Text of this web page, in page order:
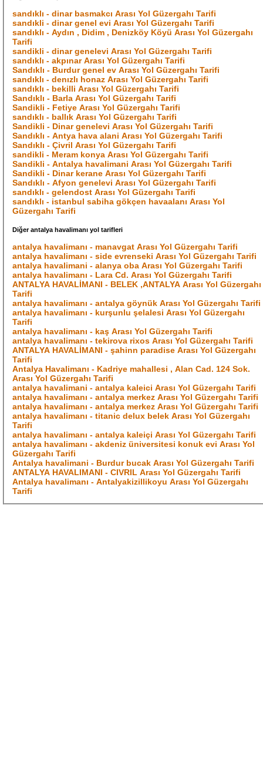
sandıklı - dinar basmakcı Arası Yol Güzergahı Tarifi
sandıkli - dinar genel evi Arası Yol Güzergahı Tarifi
sandıklı - Aydın , Didim , Denizköy Köyü Arası Yol Güzergahı
Tarifi
sandikli - dinar genelevi Arası Yol Güzergahı Tarifi
sandıklı - akpınar Arası Yol Güzergahı Tarifi
Sandıklı - Burdur genel ev Arası Yol Güzergahı Tarifi
sandıklı - denızlı honaz Arası Yol Güzergahı Tarifi
sandıklı - bekilli Arası Yol Güzergahı Tarifi
Sandıklı - Barla Arası Yol Güzergahı Tarifi
Sandikli - Fetiye Arası Yol Güzergahı Tarifi
sandıklı - ballık Arası Yol Güzergahı Tarifi
Sandikli - Dinar genelevi Arası Yol Güzergahı Tarifi
Sandıklı - Antya hava alani Arası Yol Güzergahı Tarifi
Sandıklı - Çivril Arası Yol Güzergahı Tarifi
sandikli - Meram konya Arası Yol Güzergahı Tarifi
Sandikli - Antalya havalimani Arası Yol Güzergahı Tarifi
Sandikli - Dinar kerane Arası Yol Güzergahı Tarifi
Sandıklı - Afyon genelevi Arası Yol Güzergahı Tarifi
sandıklı - gelendost Arası Yol Güzergahı Tarifi
sandıklı - istanbul sabiha gökçen havaalanı Arası Yol
Güzergahı Tarifi
Diğer antalya havalimanı yol tarifleri
antalya havalimanı - manavgat Arası Yol Güzergahı Tarifi
antalya havalimanı - side evrenseki Arası Yol Güzergahı Tarifi
antalya havalimani - alanya oba Arası Yol Güzergahı Tarifi
antalya havalimanı - Lara Cd. Arası Yol Güzergahı Tarifi
ANTALYA HAVALİMANI - BELEK ,ANTALYA Arası Yol Güzergahı
Tarifi
antalya havalimanı - antalya göynük Arası Yol Güzergahı Tarifi
antalya havalimanı - kurşunlu şelalesi Arası Yol Güzergahı
Tarifi
antalya havalimanı - kaş Arası Yol Güzergahı Tarifi
antalya havalimanı - tekirova rixos Arası Yol Güzergahı Tarifi
ANTALYA HAVALİMANI - şahinn paradise Arası Yol Güzergahı
Tarifi
Antalya Havalimanı - Kadriye mahallesi , Alan Cad. 124 Sok.
Arası Yol Güzergahı Tarifi
antalya havalimani - antalya kaleici Arası Yol Güzergahı Tarifi
antalya havalimanı - antalya merkez Arası Yol Güzergahı Tarifi
antalya havalimanı - antalya merkez Arası Yol Güzergahı Tarifi
antalya havalimanı - titanic delux belek Arası Yol Güzergahı
Tarifi
antalya havalimanı - antalya kaleiçi Arası Yol Güzergahı Tarifi
antalya havalimanı - akdeniz üniversitesi konuk evi Arası Yol
Güzergahı Tarifi
Antalya havalimani - Burdur bucak Arası Yol Güzergahı Tarifi
ANTALYA HAVALIMANI - CIVRIL Arası Yol Güzergahı Tarifi
Antalya havalimanı - Antalyakizillikoyu Arası Yol Güzergahı
Tarifi